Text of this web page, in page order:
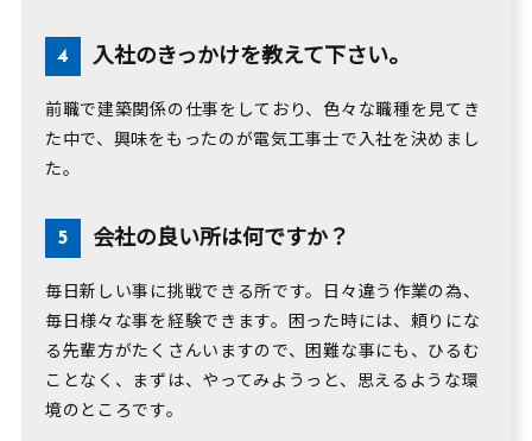
入社のきっかけを教えて下さい。
前職で建築関係の仕事をしており、色々な職種を見てき
た中で、興味をもったのが電気工事士で入社を決めまし
た。
会社の良い所は何ですか？
毎日新しい事に挑戦できる所です。日々違う作業の為、
毎日様々な事を経験できます。困った時には、頼りにな
る先輩方がたくさんいますので、困難な事にも、ひるむ
ことなく、まずは、やってみようっと、思えるような環
境のところです。